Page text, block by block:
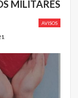
MILITARES
AVISOS